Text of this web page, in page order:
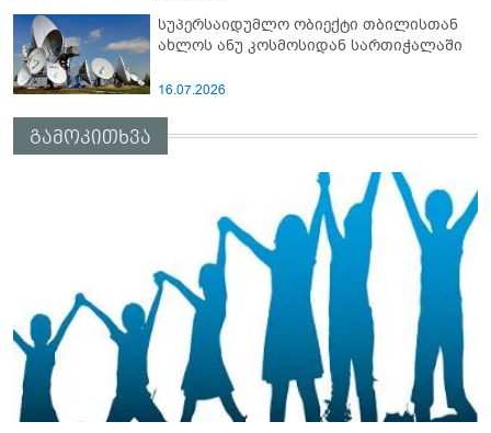
სუპერსაიდუმლო ობიექტი თბილისთან
ახლოს ანუ კოსმოსიდან სართიჭალაში
16.07.2026
გამოკითხვა